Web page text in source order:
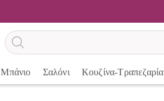
Αναζήτηση
προϊόντων
Μπάνιο Σαλόνι Κουζίνα-Τραπεζαρία